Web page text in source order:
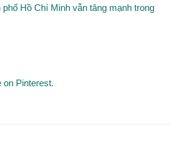
phố Hồ Chí Minh vẫn tăng mạnh trong
on Pinterest.